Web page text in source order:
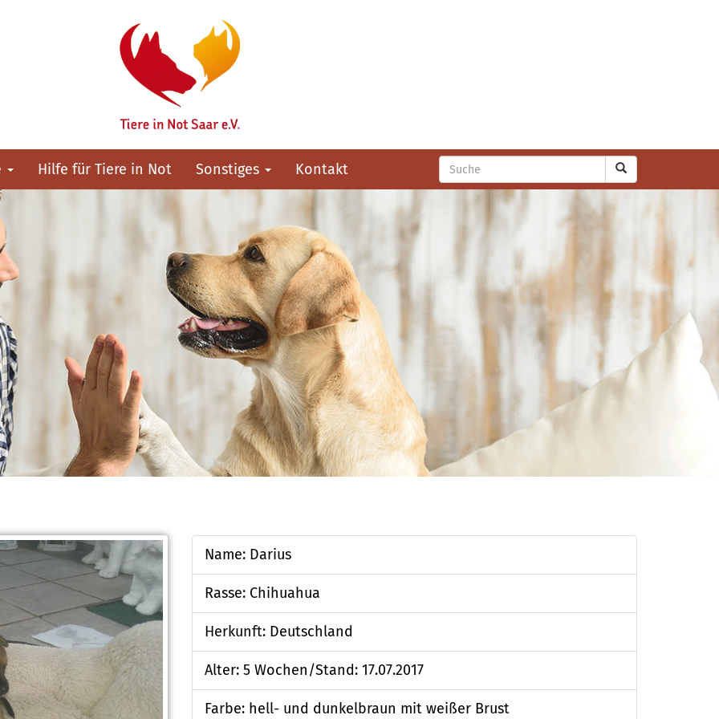
Hilfe für Tiere in Not Sonstiges Kontakt
Name: Darius
Rasse: Chihuahua
Herkunft: Deutschland
Alter: 5 Wochen/Stand: 17.07.2017
Farbe: hell- und dunkelbraun mit weißer Brust